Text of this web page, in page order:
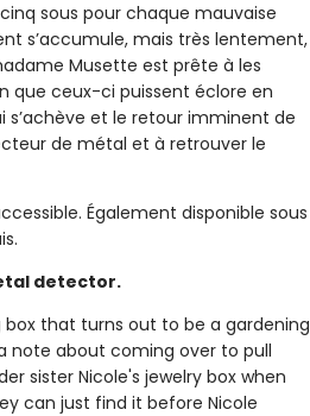
sous pour chaque mauvaise
s’accumule, mais très lentement,
Musette est prête à les
que ceux-ci puissent éclore en
s’achève et le retour imminent de
de métal et à retrouver le
Également disponible sous
detector.
that turns out to be a gardening
note about coming over to pull
sister Nicole's jewelry box when
can just find it before Nicole